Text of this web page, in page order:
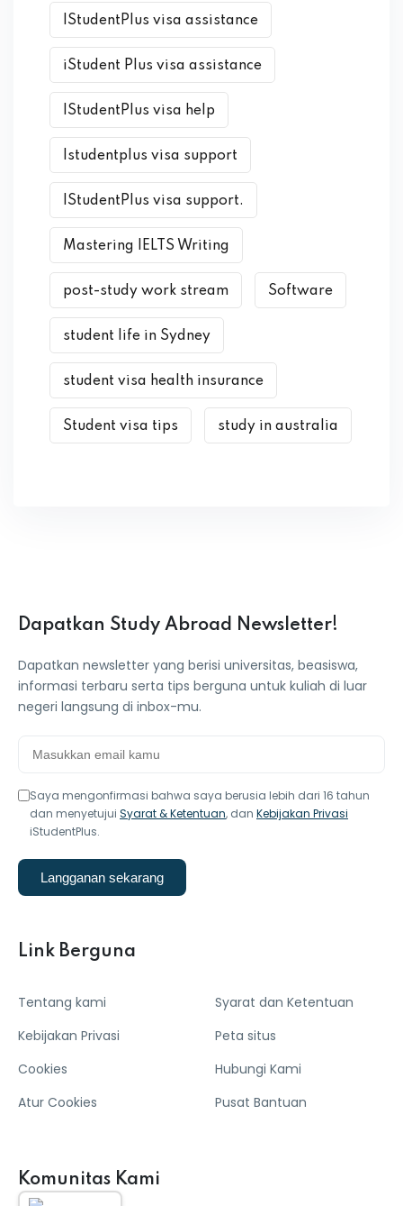
IStudentPlus visa assistance
iStudent Plus visa assistance
IStudentPlus visa help
Istudentplus visa support
IStudentPlus visa support.
Mastering IELTS Writing
post-study work stream Software
student life in Sydney
student visa health insurance
Student visa tips study in australia
Dapatkan Study Abroad Newsletter!
Dapatkan newsletter yang berisi universitas, beasiswa,
informasi terbaru serta tips berguna untuk kuliah di luar
negeri langsung di inbox-mu.
Saya mengonfirmasi bahwa saya berusia lebih dari 16 tahun
dan menyetujui Syarat & Ketentuan, dan Kebijakan Privasi
iStudentPlus.
Langganan sekarang
Link Berguna
Tentang kami
Kebijakan Privasi
Cookies
Atur Cookies
Syarat dan Ketentuan
Peta situs
Hubungi Kami
Pusat Bantuan
Komunitas Kami